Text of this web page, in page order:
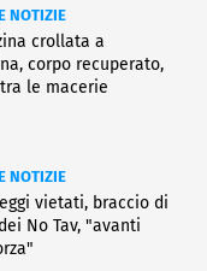
NOTIZIE
crollata a
corpo recuperato,
le macerie
NOTIZIE
vietati, braccio di
No Tav, "avanti